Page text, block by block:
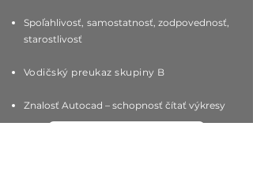
Spoľahlivosť, samostatnosť, zodpovednosť,
starostlivosť
Vodičský preukaz skupiny B
Znalosť Autocad – schopnosť čítať výkresy